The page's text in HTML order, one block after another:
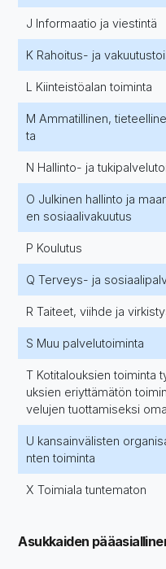
J Informaatio ja viestintä
K Rahoitus- ja
L Kiinteistöalan toiminta
M Ammatillinen,
ta
N Hallinto- ja
O Julkinen hallinto ja
en sosiaalivakuutus
P Koulutus
Q Terveys- ja
R Taiteet, viihde ja
S Muu palvelutoiminta
T Kotitalouksien toiminta
uksien eriyttämätön
velujen tuottamiseksi
U kansainvälisten
nten toiminta
X Toimiala tuntematon
Asukkaiden